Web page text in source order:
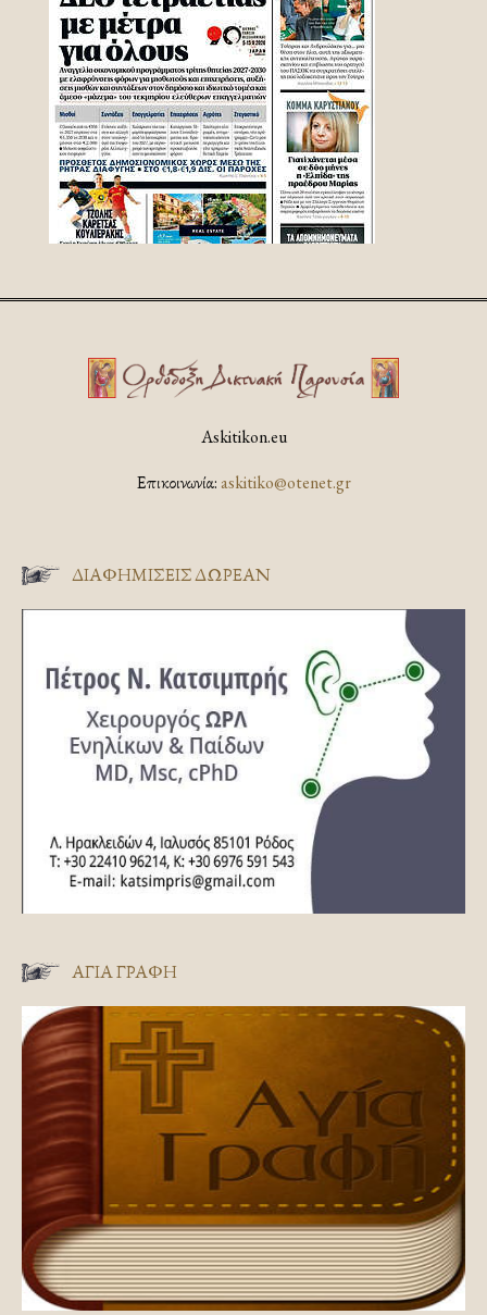
Askitikon.eu
Επικοινωνία:askitiko@otenet.gr
ΔΙΑΦΗΜΊΣΕΙΣ ΔΩΡΕΆΝ
ΑΓΊΑ ΓΡΑΦΉ